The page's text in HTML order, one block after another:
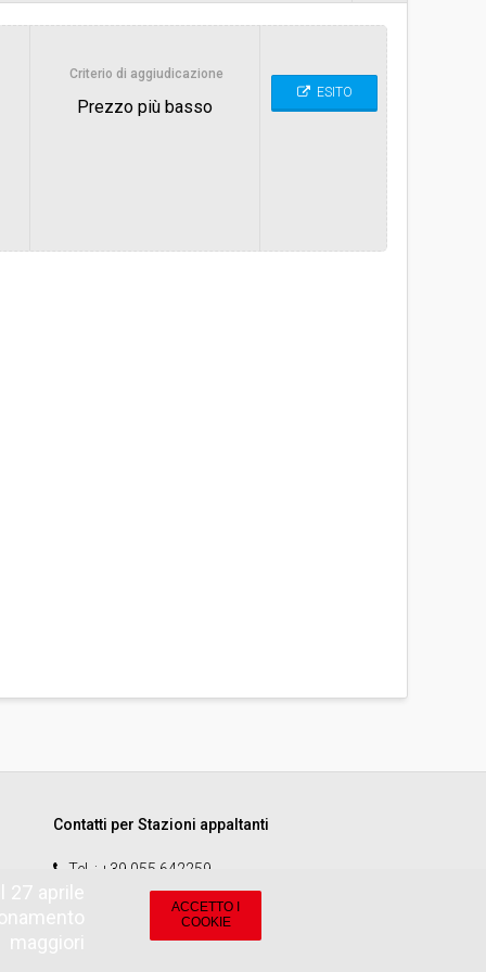
€ 147.486,83
Criterio di aggiudicazione
Prezzo più basso
ESITO
Contatti per Stazioni appaltanti
Tel. : +39 055 642259
email
start.sa@pamercato.it
27 aprile
ACCETTO I
COOKIE